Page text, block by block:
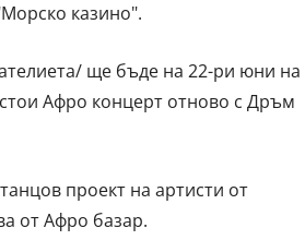
казино".
ще бъде на 22-ри юни на
Афро концерт отново с Дръм
проект на артисти от
от Афро базар.